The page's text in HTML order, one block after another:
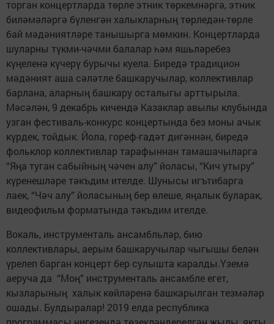
торган концертларда төрле этник төркемнәргә, этник
биләмәләргә бүленгән халыкларның төрледән-төрле
бай мәдәниятләре танышырга мөмкин. Концертларда
шуларны түкми-чәчми балалар һәм яшьләребез
күңеленә күчерү бурычы куела. Биредә традицион
мәдәният аша сәләтле башкаручылар, коллективлар
барлана, аларның башкару осталыгы арттырыла.
Мәсәлән, 9 декабрь кичендә Казаклар авылы клубында
узган фестиваль-конкурс концертында без моны ачык
күрдек, тойдык. Йола, гореф-гадәт дигәннән, биредә
фольклор коллективлар тарафыннан тамашачыларга
“Яңа туган сабыйның чәчен алу” йоласы, “Кич утыру”
күренешләре тәкъдим ителде. Шунысы игътибарга
лаек, “Чәч алу” йоласының бер өлеше, яңалык буларак,
видеофильм форматында тәкъдим ителде.
Вокаль, инструменталь ансамбльләр, бию
коллективлары, аерым башкаручылар чыгышы белән
үрелеп барган концерт бер сулышта каралды.Үземә
аеруча да “Моң” инструменталь ансамбле егет,
кызларының халык көйләренә башкарылган тезмәләр
ошады. Булдыралар! 2019 елда республика